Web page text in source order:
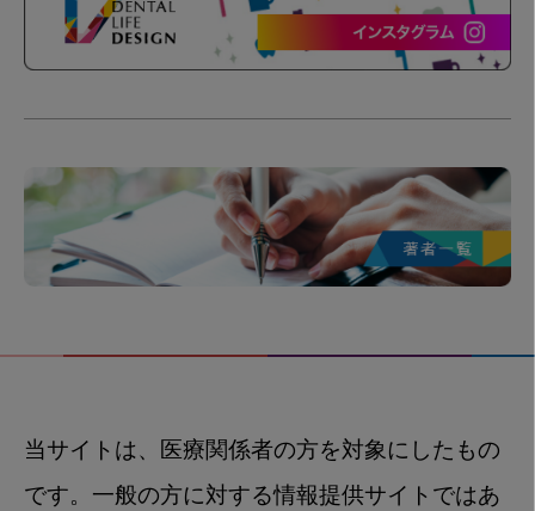
当サイトは、医療関係者の方を対象にしたもの
です。一般の方に対する情報提供サイトではあ